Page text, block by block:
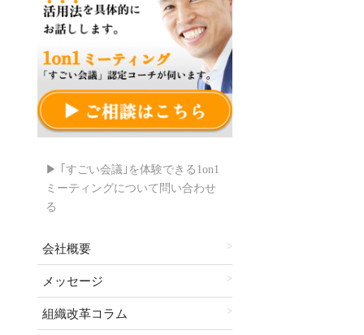
▶ ｢すごい会議｣を体験できる1on1
ミーティングについて問い合わせ
る
会社概要
メッセージ
組織改革コラム